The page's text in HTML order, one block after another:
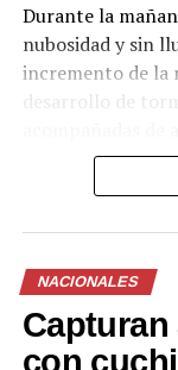
Comparte esto:
Facebook
Durante la
nubosidad y sin
incremento de la
desarrollo de
Para la noche,
parcialmente
Las autoridades
atenta a las
Civil,
o deslizamientos.
NACIONALES
con